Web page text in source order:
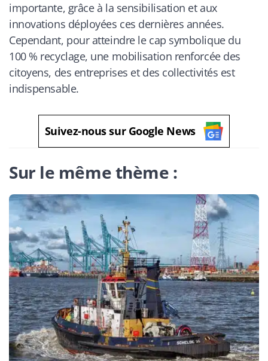
importante, grâce à la sensibilisation et aux
innovations déployées ces dernières années.
Cependant, pour atteindre le cap symbolique du
100 % recyclage, une mobilisation renforcée des
citoyens, des entreprises et des collectivités est
indispensable.
Suivez-nous sur Google News
Sur le même thème :